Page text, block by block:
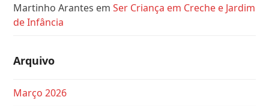
Martinho Arantes emSer Criança em Creche e Jardim
de Infância
Arquivo
Março 2026